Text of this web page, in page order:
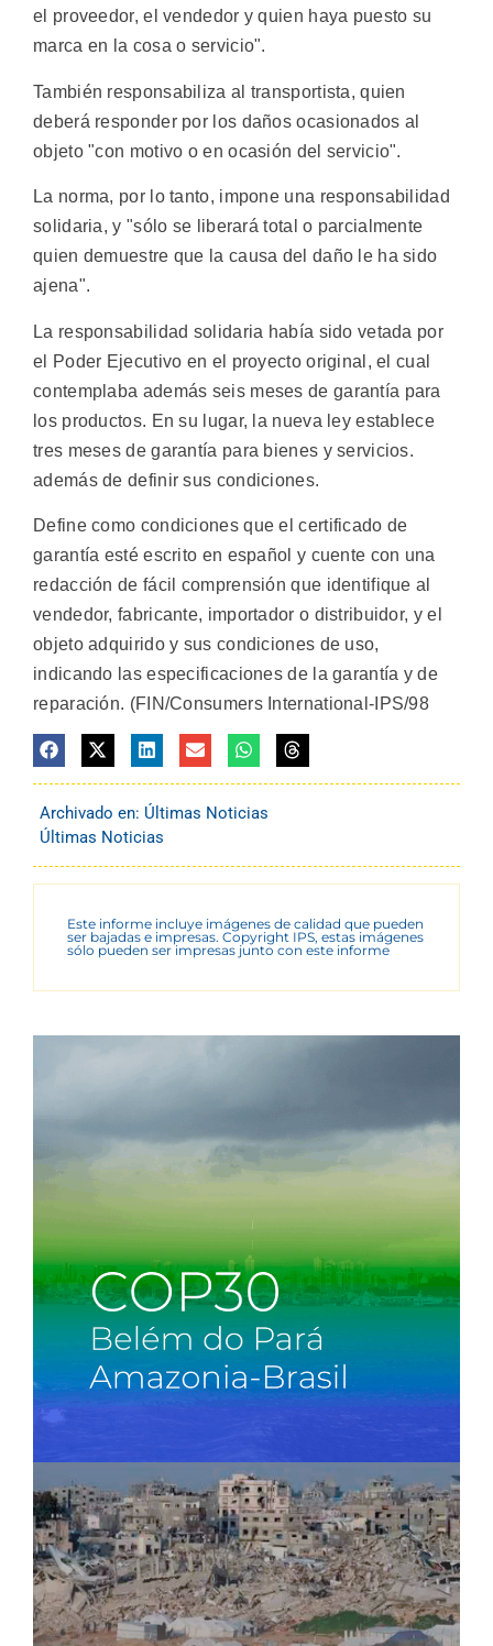
el proveedor, el vendedor y quien haya puesto su
marca en la cosa o servicio".
También responsabiliza al transportista, quien
deberá responder por los daños ocasionados al
objeto "con motivo o en ocasión del servicio".
La norma, por lo tanto, impone una responsabilidad
solidaria, y "sólo se liberará total o parcialmente
quien demuestre que la causa del daño le ha sido
ajena".
La responsabilidad solidaria había sido vetada por
el Poder Ejecutivo en el proyecto original, el cual
contemplaba además seis meses de garantía para
los productos. En su lugar, la nueva ley establece
tres meses de garantía para bienes y servicios.
además de definir sus condiciones.
Define como condiciones que el certificado de
garantía esté escrito en español y cuente con una
redacción de fácil comprensión que identifique al
vendedor, fabricante, importador o distribuidor, y el
objeto adquirido y sus condiciones de uso,
indicando las especificaciones de la garantía y de
reparación. (FIN/Consumers International-IPS/98
Archivado en: Últimas Noticias
Últimas Noticias
Este informe incluye imágenes de calidad que pueden
ser bajadas e impresas. Copyright IPS, estas imágenes
sólo pueden ser impresas junto con este informe